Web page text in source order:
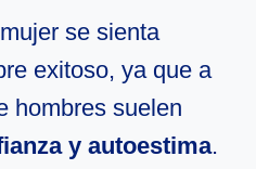
se sienta
exitoso, ya que a
hombres suelen
y autoestima.